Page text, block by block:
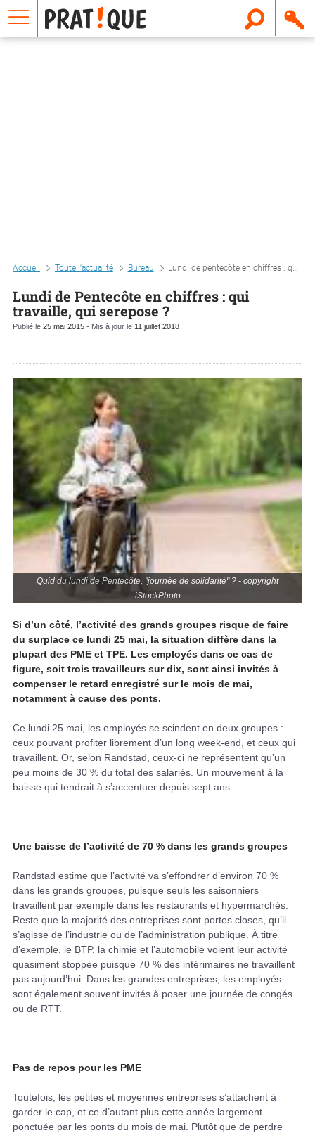
Accueil Toute l'actualité Bureau Lundi de pentecôte en chiffres : qui travaille, qui serepose ?
Lundi de Pentecôte en chiffres : qui
travaille, qui serepose ?
Publié le 25 mai 2015 - Mis à jour le 11 juillet 2018
Quid du lundi de Pentecôte, "journée de solidarité" ? - copyright
iStockPhoto
Si d’un côté, l’activité des grands groupes risque de faire
du surplace ce lundi 25 mai, la situation diffère dans la
plupart des PME et TPE. Les employés dans ce cas de
figure, soit trois travailleurs sur dix, sont ainsi invités à
compenser le retard enregistré sur le mois de mai,
notamment à cause des ponts.
Ce lundi 25 mai, les employés se scindent en deux groupes :
ceux pouvant profiter librement d’un long week-end, et ceux qui
travaillent. Or, selon Randstad, ceux-ci ne représentent qu’un
peu moins de 30 % du total des salariés. Un mouvement à la
baisse qui tendrait à s’accentuer depuis sept ans.
Une baisse de l’activité de 70 % dans les grands groupes
Randstad estime que l’activité va s’effondrer d’environ 70 %
dans les grands groupes, puisque seuls les saisonniers
travaillent par exemple dans les restaurants et hypermarchés.
Reste que la majorité des entreprises sont portes closes, qu’il
s’agisse de l’industrie ou de l’administration publique. À titre
d’exemple, le BTP, la chimie et l’automobile voient leur activité
quasiment stoppée puisque 70 % des intérimaires ne travaillent
pas aujourd’hui. Dans les grandes entreprises, les employés
sont également souvent invités à poser une journée de congés
ou de RTT.
Pas de repos pour les PME
Toutefois, les petites et moyennes entreprises s’attachent à
garder le cap, et ce d’autant plus cette année largement
ponctuée par les ponts du mois de mai. Plutôt que de perdre
E
m
a